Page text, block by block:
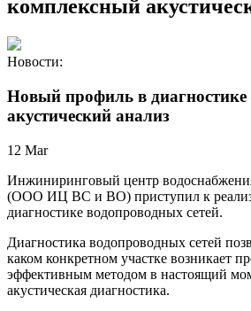
комплексный
Новости:
Новый профиль в
акустический анализ
12 Mar
Инжиниринговый центр
(ООО ИЦ ВС и ВО) приступил к
диагностике водопроводных сетей.
Диагностика водопроводных сетей
каком конкретном участке возникает
эффективным методом в настоящий
акустическая диагностика.